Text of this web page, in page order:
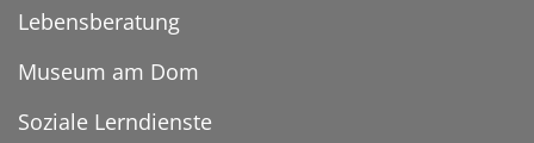
Lebensberatung
Museum am Dom
Soziale Lerndienste